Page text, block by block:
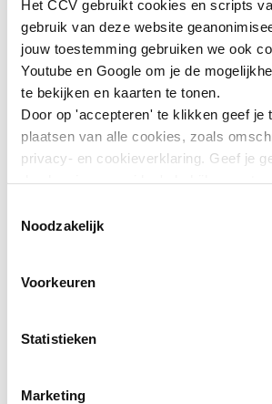
Het CCV gebruikt cookies en scripts
gebruik van deze website
jouw toestemming gebruiken we ook
Youtube en Google om je de
te bekijken en kaarten te tonen.
Door op 'accepteren' te klikken geef je
plaatsen van alle cookies, zoals
privacy- en cookieverklaring. Geef je
Noodzakelijk
Voorkeuren
Statistieken
Marketing
zie je hoe je ouders (ernstige)
ruzie maken. Deze simulatie
laat je beleven hoe het is om
als kind getuige te zijn van
huiselijk geweld.
VR-simulatie
kunnen we leren
voor preventie?
Zweden wil jonge
tieners die ernstige
misdrijven plegen
zwaarder kunnen
straffen. Jongeren van
15 tot en met 17 jaar
in de gevangenis